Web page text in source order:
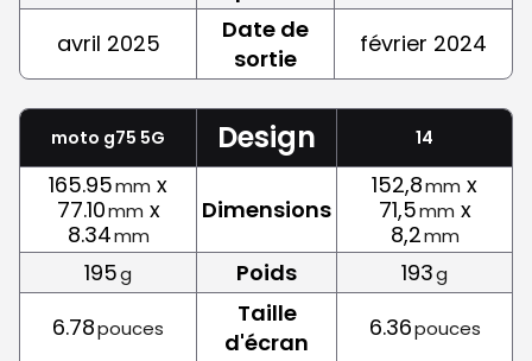
avril 2025
Date de
sortie
février 2024
moto g75 5G Design 14
165.95mm x
77.10mm x
8.34mm
Dimensions
152,8mm x
71,5mm x
8,2mm
195g Poids 193g
6.78pouces
Taille
d'écran
6.36pouces